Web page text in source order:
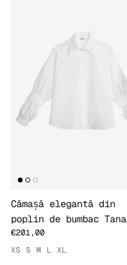
Cămașă elegantă din
poplin de bumbac Tana
Lawn, albă
€201,00
XS S M L XL